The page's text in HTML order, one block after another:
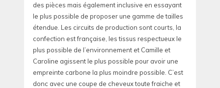
des pièces mais également inclusive en essayant
le plus possible de proposer une gamme de tailles
étendue. Les circuits de production sont courts, la
confection est française, les tissus respectueux le
plus possible de l’environnement et Camille et
Caroline agissent le plus possible pour avoir une
empreinte carbone la plus moindre possible. C’est
donc avec une coupe de cheveux toute fraiche et